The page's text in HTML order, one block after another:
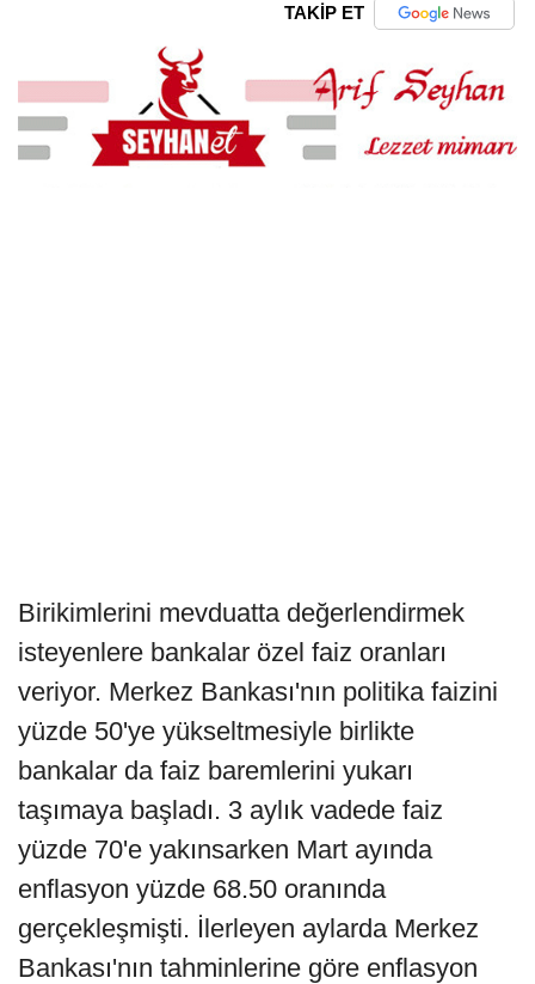
TAKİP ET
Birikimlerini mevduatta değerlendirmek
isteyenlere bankalar özel faiz oranları
veriyor. Merkez Bankası'nın politika faizini
yüzde 50'ye yükseltmesiyle birlikte
bankalar da faiz baremlerini yukarı
taşımaya başladı. 3 aylık vadede faiz
yüzde 70'e yakınsarken Mart ayında
enflasyon yüzde 68.50 oranında
gerçekleşmişti. İlerleyen aylarda Merkez
Bankası'nın tahminlerine göre enflasyon